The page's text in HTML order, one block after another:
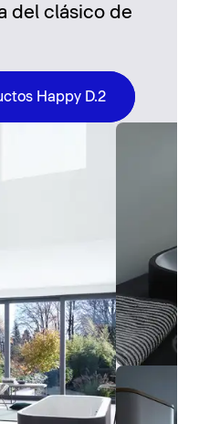
del clásico de
Happy D.2